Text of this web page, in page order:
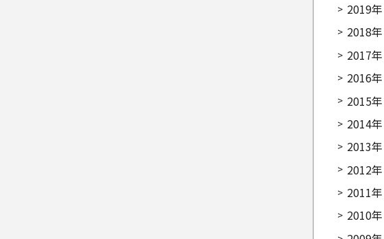
2019年
2018年
2017年
2016年
2015年
2014年
2013年
2012年
2011年
2010年